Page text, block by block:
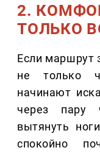
2.
ТОЛЬКО
Если маршрут
не только
начинают
через пару
вытянуть
спокойно